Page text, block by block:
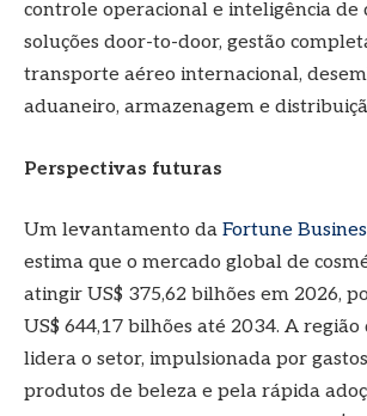
controle operacional e inteligência de
soluções door-to-door, gestão
transporte aéreo internacional,
aduaneiro, armazenagem e
Perspectivas futuras
Um levantamento da Fortune
estima que o mercado global de
atingir US$ 375,62 bilhões em 2026,
US$ 644,17 bilhões até 2034. A região
lidera o setor, impulsionada por
produtos de beleza e pela rápida